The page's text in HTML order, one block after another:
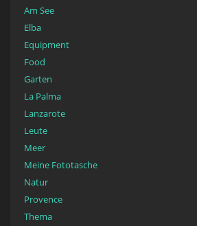
Am See
Elba
Equipment
Food
Garten
La Palma
Lanzarote
Leute
Meer
Meine Fototasche
Natur
Provence
Thema